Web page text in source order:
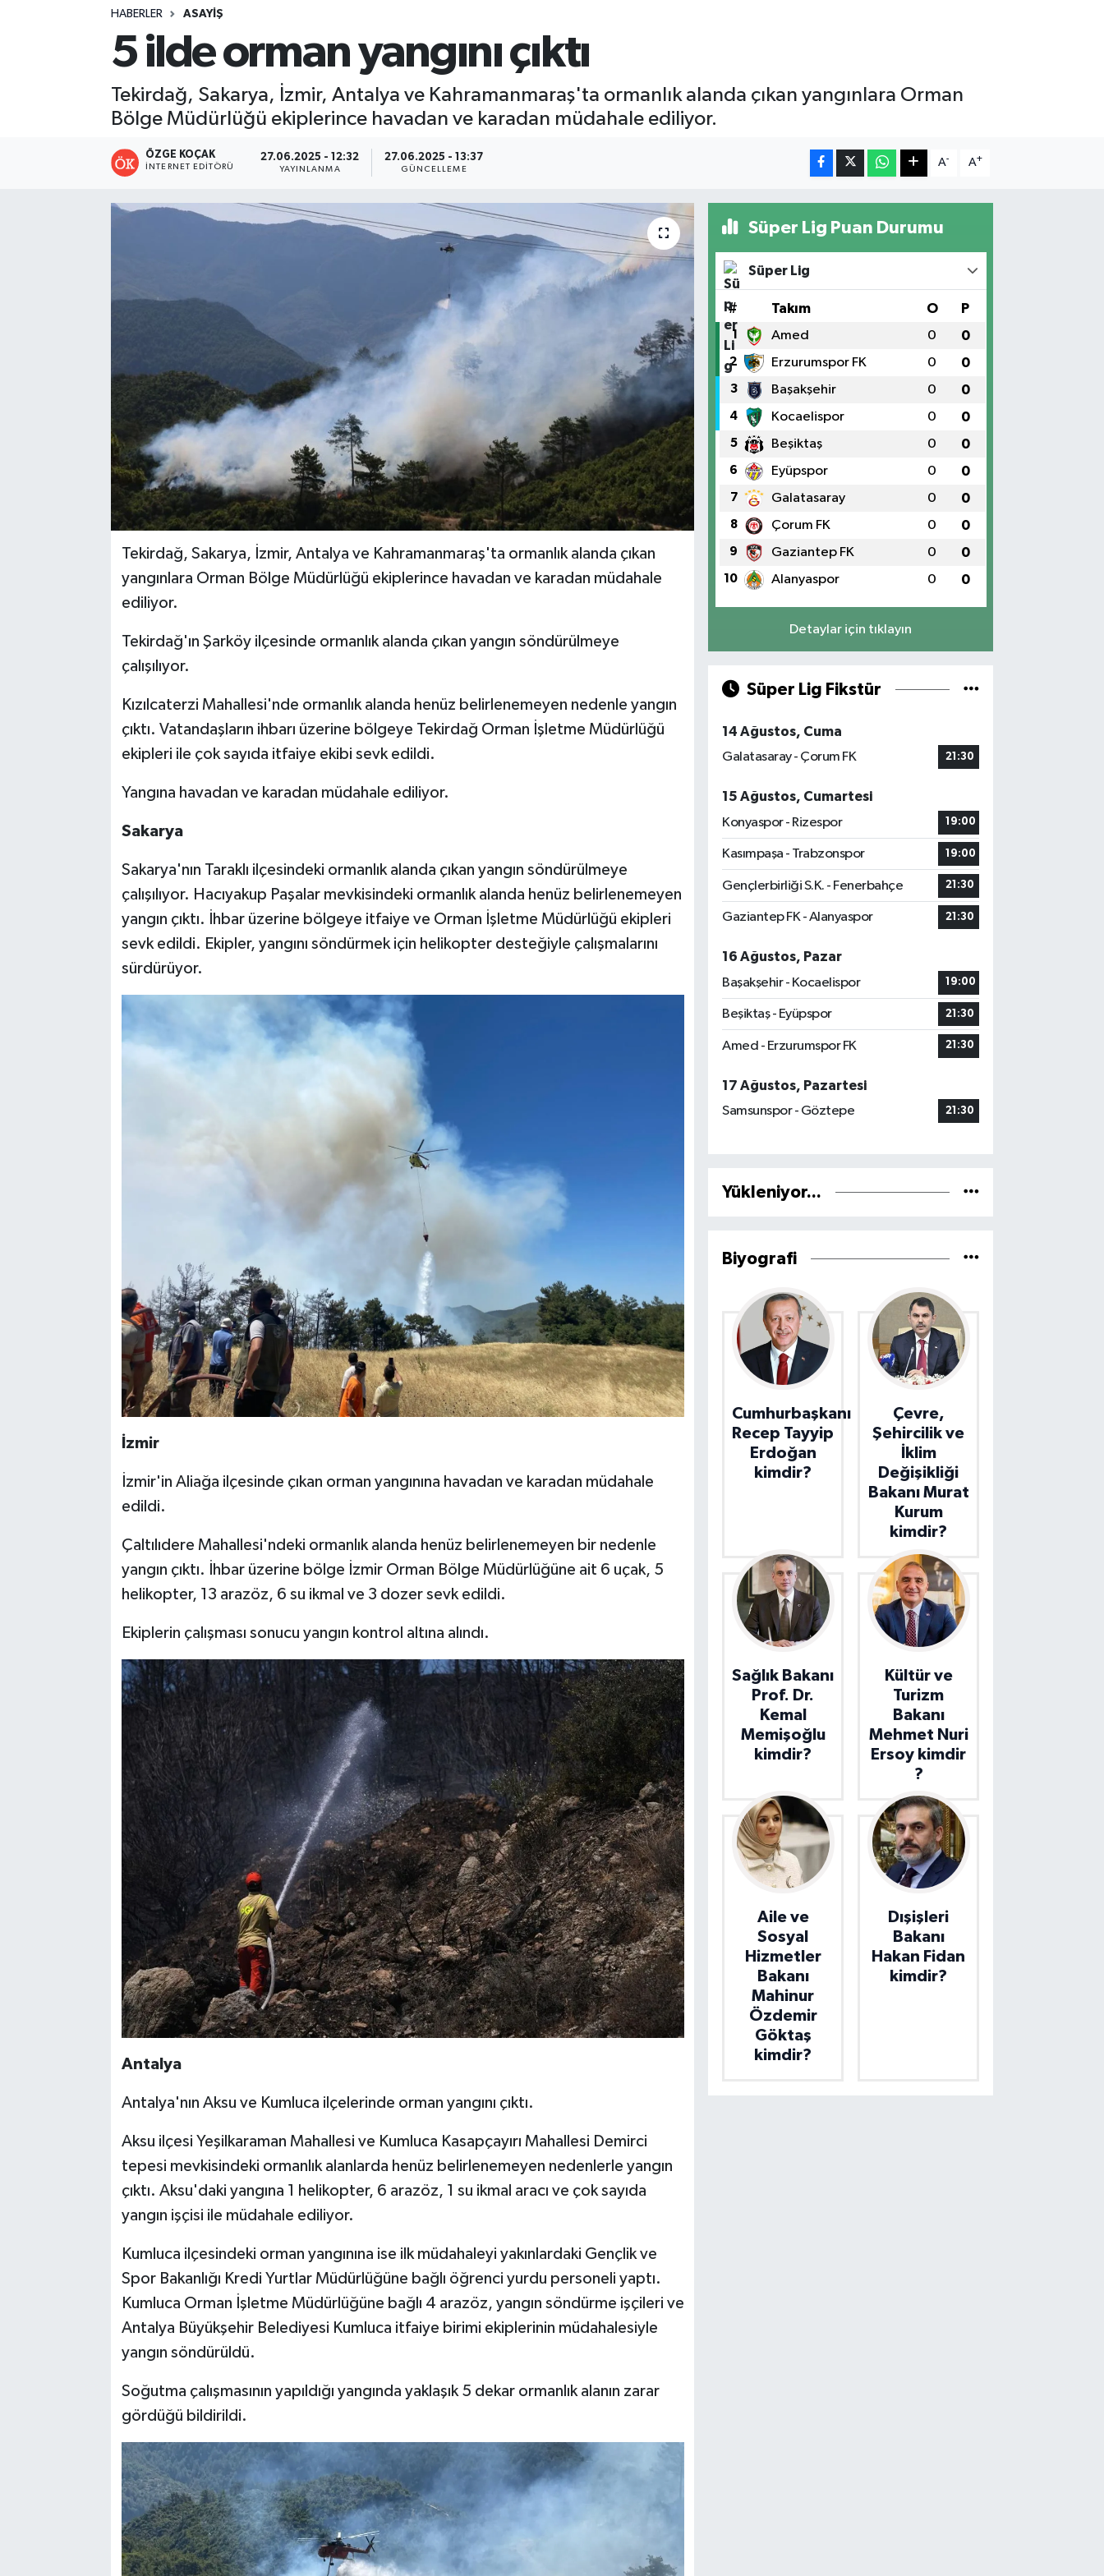
HABERLER ASAYIŞ
5 ilde orman yangını çıktı
Tekirdağ, Sakarya, İzmir, Antalya ve Kahramanmaraş'ta ormanlık alanda çıkan yangınlara Orman
Bölge Müdürlüğü ekiplerince havadan ve karadan müdahale ediliyor.
ÖZGE KOÇAK
İNTERNET EDITÖRÜ
27.06.2025 - 12:32
YAYINLANMA
27.06.2025 - 13:37
GÜNCELLEME
A- A+
Tekirdağ, Sakarya, İzmir, Antalya ve Kahramanmaraş'ta ormanlık alanda çıkan
yangınlara Orman Bölge Müdürlüğü ekiplerince havadan ve karadan müdahale
ediliyor.
Tekirdağ'ın Şarköy ilçesinde ormanlık alanda çıkan yangın söndürülmeye
çalışılıyor.
Kızılcaterzi Mahallesi'nde ormanlık alanda henüz belirlenemeyen nedenle yangın
çıktı. Vatandaşların ihbarı üzerine bölgeye Tekirdağ Orman İşletme Müdürlüğü
ekipleri ile çok sayıda itfaiye ekibi sevk edildi.
Yangına havadan ve karadan müdahale ediliyor.
Sakarya
Sakarya'nın Taraklı ilçesindeki ormanlık alanda çıkan yangın söndürülmeye
çalışılıyor. Hacıyakup Paşalar mevkisindeki ormanlık alanda henüz belirlenemeyen
yangın çıktı. İhbar üzerine bölgeye itfaiye ve Orman İşletme Müdürlüğü ekipleri
sevk edildi. Ekipler, yangını söndürmek için helikopter desteğiyle çalışmalarını
sürdürüyor.
İzmir
İzmir'in Aliağa ilçesinde çıkan orman yangınına havadan ve karadan müdahale
edildi.
Çaltılıdere Mahallesi'ndeki ormanlık alanda henüz belirlenemeyen bir nedenle
yangın çıktı. İhbar üzerine bölge İzmir Orman Bölge Müdürlüğüne ait 6 uçak, 5
helikopter, 13 arazöz, 6 su ikmal ve 3 dozer sevk edildi.
Ekiplerin çalışması sonucu yangın kontrol altına alındı.
Antalya
Antalya'nın Aksu ve Kumluca ilçelerinde orman yangını çıktı.
Aksu ilçesi Yeşilkaraman Mahallesi ve Kumluca Kasapçayırı Mahallesi Demirci
tepesi mevkisindeki ormanlık alanlarda henüz belirlenemeyen nedenlerle yangın
çıktı. Aksu'daki yangına 1 helikopter, 6 arazöz, 1 su ikmal aracı ve çok sayıda
yangın işçisi ile müdahale ediliyor.
Kumluca ilçesindeki orman yangınına ise ilk müdahaleyi yakınlardaki Gençlik ve
Spor Bakanlığı Kredi Yurtlar Müdürlüğüne bağlı öğrenci yurdu personeli yaptı.
Kumluca Orman İşletme Müdürlüğüne bağlı 4 arazöz, yangın söndürme işçileri ve
Antalya Büyükşehir Belediyesi Kumluca itfaiye birimi ekiplerinin müdahalesiyle
yangın söndürüldü.
Soğutma çalışmasının yapıldığı yangında yaklaşık 5 dekar ormanlık alanın zarar
gördüğü bildirildi.
Süper Lig Puan Durumu
Süper Lig
# Takım O P
1 Amed 0 0
2 Erzurumspor FK 0 0
3 Başakşehir 0 0
4 Kocaelispor 0 0
5 Beşiktaş 0 0
6 Eyüpspor 0 0
7 Galatasaray 0 0
8 Çorum FK 0 0
9 Gaziantep FK 0 0
10 Alanyaspor 0 0
Detaylar için tıklayın
Süper Lig Fikstür
14 Ağustos, Cuma
Galatasaray - Çorum FK
21:30
15 Ağustos, Cumartesi
Konyaspor - Rizespor
19:00
Kasımpaşa - Trabzonspor 19:00
Gençlerbirliği S.K. - Fenerbahçe 21:30
Gaziantep FK - Alanyaspor 21:30
16 Ağustos, Pazar
Başakşehir - Kocaelispor
19:00
Beşiktaş - Eyüpspor 21:30
Amed - Erzurumspor FK 21:30
17 Ağustos, Pazartesi
Samsunspor - Göztepe
21:30
Yükleniyor...
Biyografi
Cumhurbaşkanı
Recep Tayyip
Erdoğan
kimdir?
Çevre,
Şehircilik ve
İklim
Değişikliği
Bakanı Murat
Kurum
kimdir?
Sağlık Bakanı
Prof. Dr.
Kemal
Memişoğlu
kimdir?
Kültür ve
Turizm
Bakanı
Mehmet Nuri
Ersoy kimdir
?
Aile ve
Sosyal
Hizmetler
Bakanı
Mahinur
Özdemir
Göktaş
kimdir?
Dışişleri
Bakanı
Hakan Fidan
kimdir?
Kültür - Sanat
Lider Haber TV Canlı Yayın izle